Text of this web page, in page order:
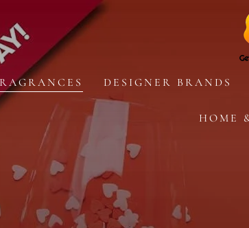
DESIGNER BRANDS
HOME